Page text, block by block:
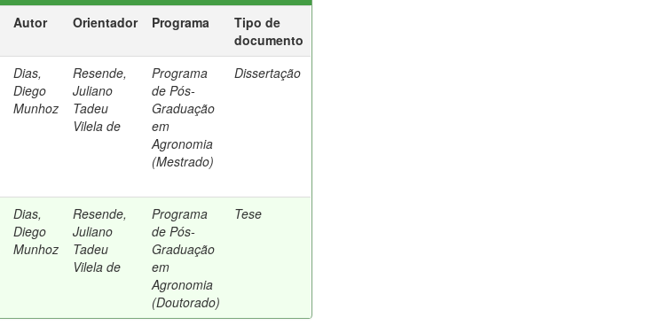
Autor Orientador Programa
Tipo de
documento
Dias,
Diego
Munhoz
Resende,
Juliano
Tadeu
Vilela de
Programa
de Pós-
Graduação
em
Agronomia
(Mestrado)
Dissertação
Dias,
Diego
Munhoz
Resende,
Juliano
Tadeu
Vilela de
Programa
de Pós-
Graduação
em
Agronomia
(Doutorado)
Tese